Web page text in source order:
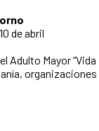
de abril
Adulto Mayor “Vida